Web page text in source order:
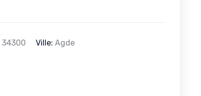
34300 Ville: Agde